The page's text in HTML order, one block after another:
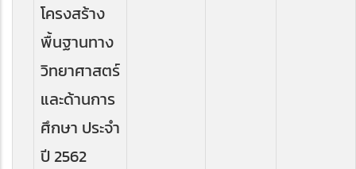
โครงสร้าง
พื้นฐานทาง
วิทยาศาสตร์
และด้านการ
ศึกษา ประจำ
ปี 2562